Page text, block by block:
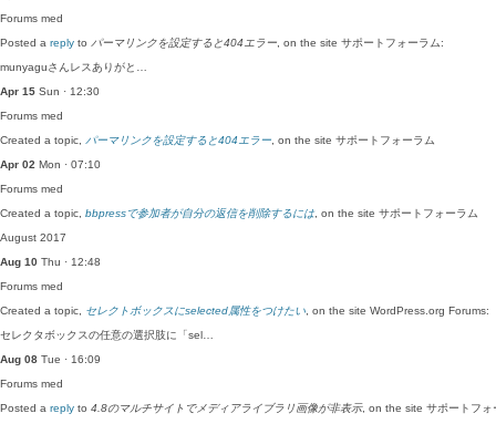
Forums med
Posted a reply to パーマリンクを設定すると404エラー , on the site サポートフォーラム:
munyaguさんレスありがと…
Apr 15 Sun · 12:30
Forums med
Created a topic, パーマリンクを設定すると404エラー , on the site サポートフォーラム
Apr 02 Mon · 07:10
Forums med
Created a topic, bbpressで参加者が自分の返信を削除するには, on the site サポートフォーラム
August 2017
Aug 10 Thu · 12:48
Forums med
Created a topic, セレクトボックスにselected属性をつけたい , on the site WordPress.org Forums:
セレクタボックスの任意の選択肢に「sel…
Aug 08 Tue · 16:09
Forums med
Posted a reply to 4.8のマルチサイトでメディアライブラリ画像が非表示, on the site サポートフォ